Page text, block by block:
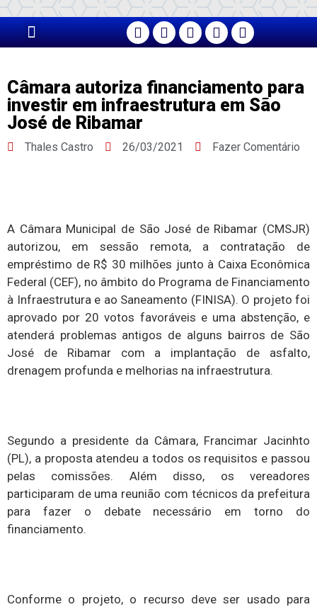
Câmara autoriza financiamento para
investir em infraestrutura em São
José de Ribamar
Thales Castro 26/03/2021 Fazer Comentário
A Câmara Municipal de São José de Ribamar (CMSJR)
autorizou, em sessão remota, a contratação de
empréstimo de R$ 30 milhões junto à Caixa Econômica
Federal (CEF), no âmbito do Programa de Financiamento
à Infraestrutura e ao Saneamento (FINISA). O projeto foi
aprovado por 20 votos favoráveis e uma abstenção, e
atenderá problemas antigos de alguns bairros de São
José de Ribamar com a implantação de asfalto,
drenagem profunda e melhorias na infraestrutura.
Segundo a presidente da Câmara, Francimar Jacinhto
(PL), a proposta atendeu a todos os requisitos e passou
pelas comissões. Além disso, os vereadores
participaram de uma reunião com técnicos da prefeitura
para fazer o debate necessário em torno do
financiamento.
Conforme o projeto, o recurso deve ser usado para